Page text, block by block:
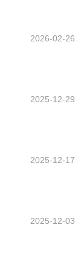
2026-02-26
2025-12-29
2025-12-17
2025-12-03